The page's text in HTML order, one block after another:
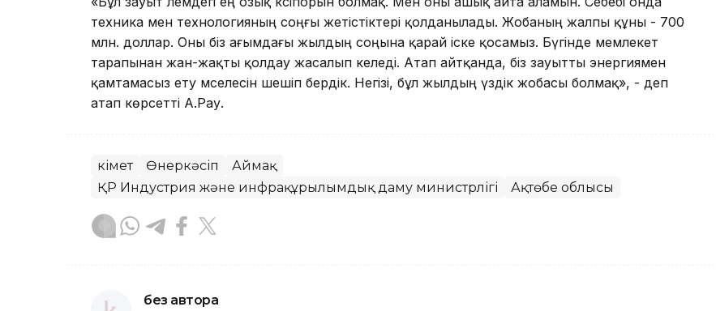
техника мен технологияның соңғы жетістіктері қолданылады. Жобаның жалпы құны - 700
млн. доллар. Оны біз ағымдағы жылдың соңына қарай іске қосамыз. Бүгінде мемлекет
тарапынан жан-жақты қолдау жасалып келеді. Атап айтқанда, біз зауытты энергиямен
қамтамасыз ету мәселесін шешіп бердік. Негізі, бұл жылдың үздік жобасы болмақ», - деп
атап көрсетті А.Рау.
Үкімет Өнеркәсіп
Аймақ
ҚР Индустрия және инфрақұрылымдық даму министрлігі
Ақтөбе облысы
без автора